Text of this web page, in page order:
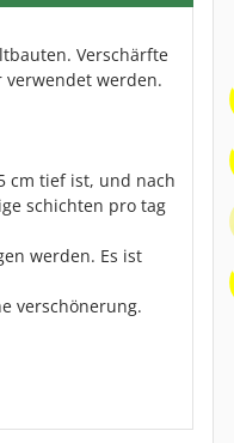
Verschärfte
werden.
cm tief ist, und nach
schichten pro tag
werden. Es ist
verschönerung.